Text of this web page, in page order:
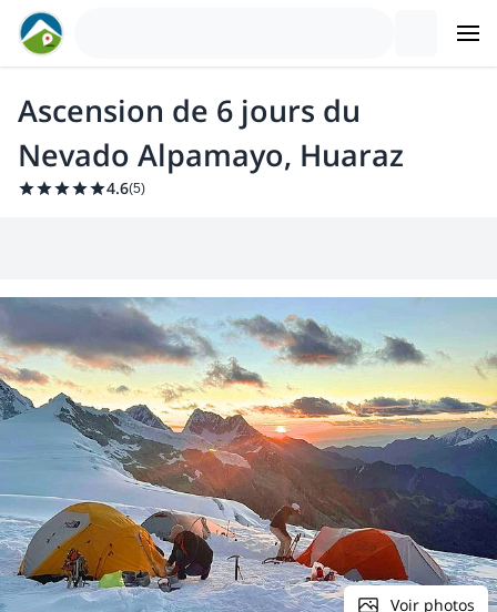
Ascension de 6 jours du
Nevado Alpamayo, Huaraz
4.6(5)
Voir photos